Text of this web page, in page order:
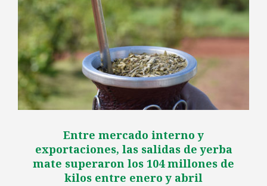
Entre mercado interno y
exportaciones, las salidas de yerba
mate superaron los 104 millones de
kilos entre enero y abril